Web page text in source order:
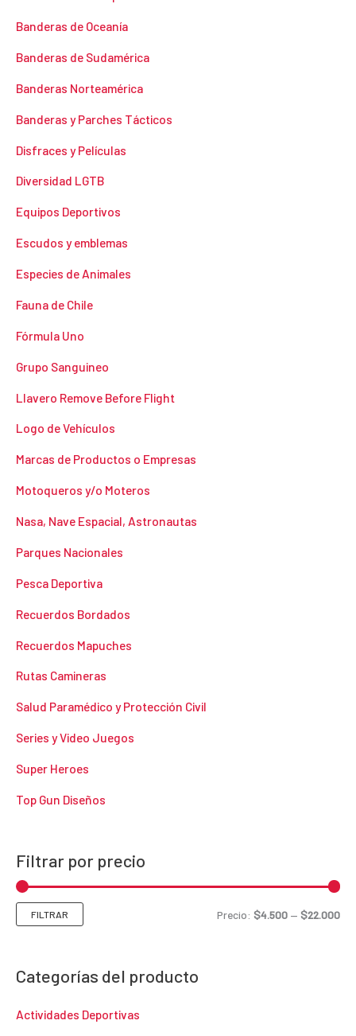
Banderas de Oceanía
Banderas de Sudamérica
Banderas Norteamérica
Banderas y Parches Tácticos
Disfraces y Películas
Diversidad LGTB
Equipos Deportivos
Escudos y emblemas
Especies de Animales
Fauna de Chile
Fórmula Uno
Grupo Sanguineo
Llavero Remove Before Flight
Logo de Vehículos
Marcas de Productos o Empresas
Motoqueros y/o Moteros
Nasa, Nave Espacial, Astronautas
Parques Nacionales
Pesca Deportiva
Recuerdos Bordados
Recuerdos Mapuches
Rutas Camineras
Salud Paramédico y Protección Civil
Series y Video Juegos
Super Heroes
Top Gun Diseños
Filtrar por precio
PP
FILTRAR Precio: $4.500 — $22.000
Categorías del producto
Actividades Deportivas